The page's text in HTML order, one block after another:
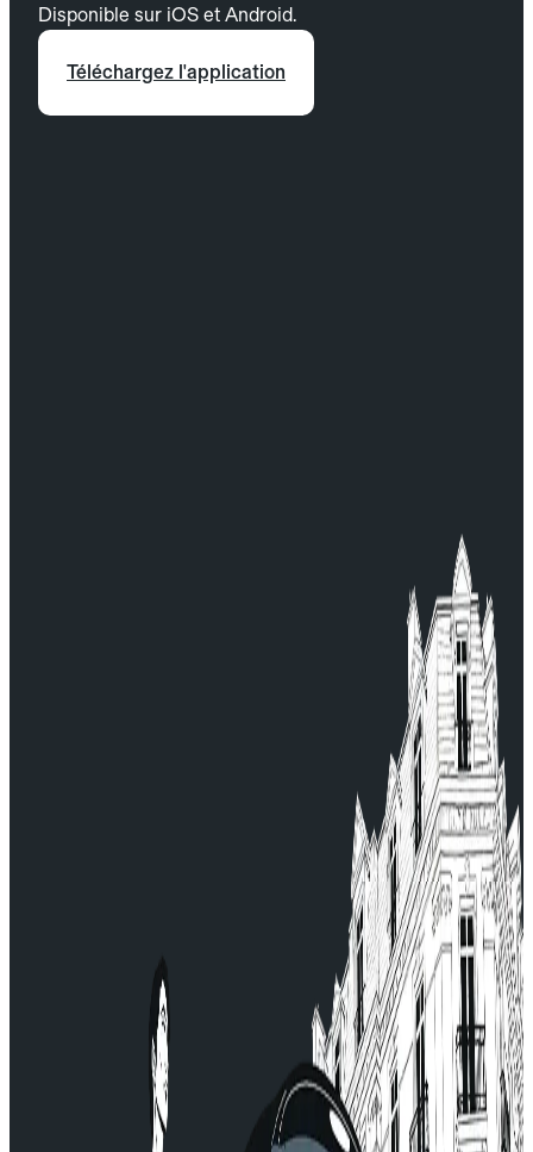
Disponible sur iOS et Android.
Téléchargez l'application